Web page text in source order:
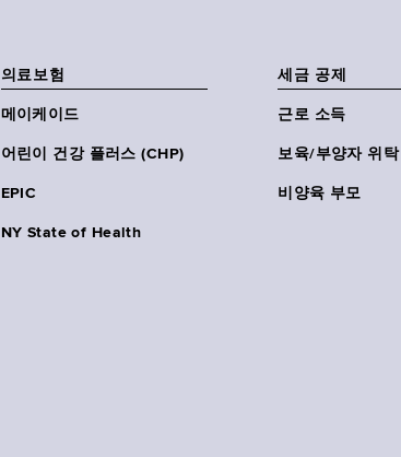
의료보험
메이케이드
어린이 건강 플러스 (CHP)
EPIC
NY State of Health
세금 공제
근로 소득
보육/부양자 위탁
비양육 부모